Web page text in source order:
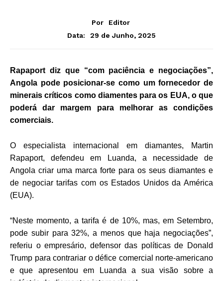
Por
Editor
Data:
29 de Junho, 2025
Rapaport diz que “com paciência e negociações”,
Angola pode posicionar-se como um fornecedor de
minerais críticos como diamentes para os EUA, o que
poderá dar margem para melhorar as condições
comerciais.
O especialista internacional em diamantes, Martin
Rapaport, defendeu em Luanda, a necessidade de
Angola criar uma marca forte para os seus diamantes e
de negociar tarifas com os Estados Unidos da América
(EUA).
“Neste momento, a tarifa é de 10%, mas, em Setembro,
pode subir para 32%, a menos que haja negociações”,
referiu o empresário, defensor das políticas de Donald
Trump para contrariar o défice comercial norte-americano
e que apresentou em Luanda a sua visão sobre a